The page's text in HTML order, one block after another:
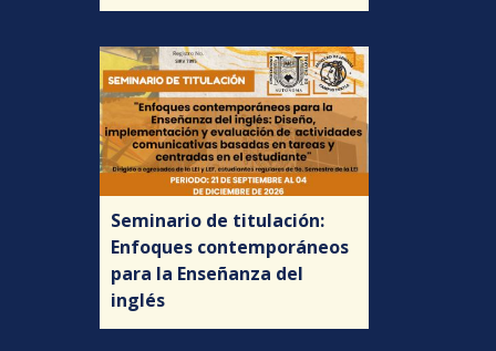
Seminario de titulación:
Enfoques contemporáneos
para la Enseñanza del
inglés